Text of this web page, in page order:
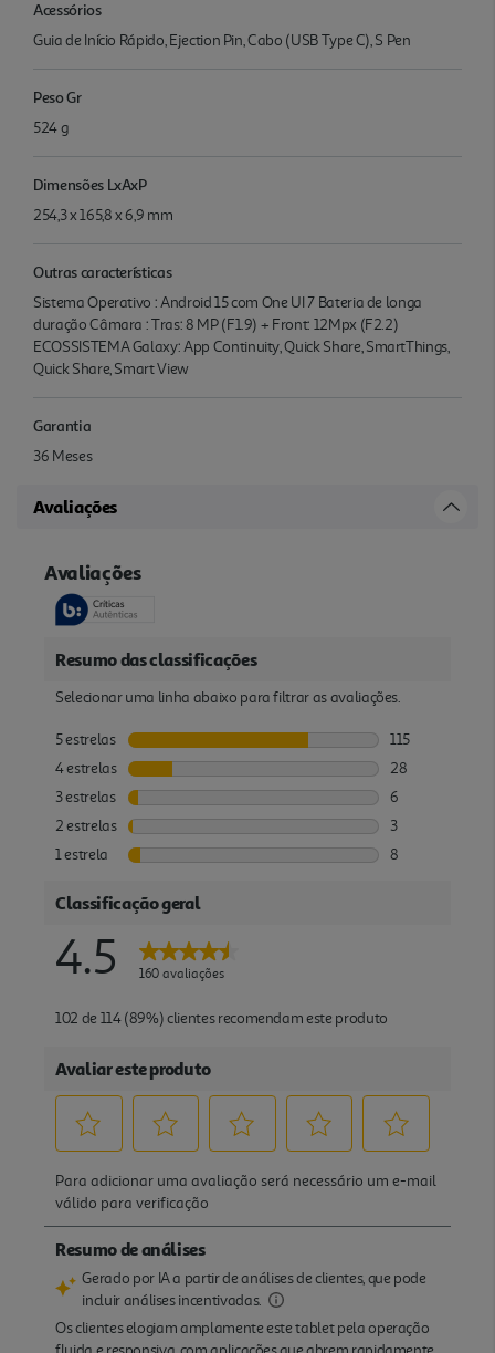
Acessórios
Guia de Início Rápido, Ejection Pin, Cabo (USB Type C), S Pen
Peso Gr
524 g
Dimensões LxAxP
254,3 x 165,8 x 6,9 mm
Outras características
Sistema Operativo : Android 15 com One UI 7 Bateria de longa
duração Câmara : Tras: 8 MP (F1.9) + Front: 12Mpx (F2.2)
ECOSSISTEMA Galaxy: App Continuity, Quick Share, SmartThings,
Quick Share, Smart View
Garantia
36 Meses
Avaliações